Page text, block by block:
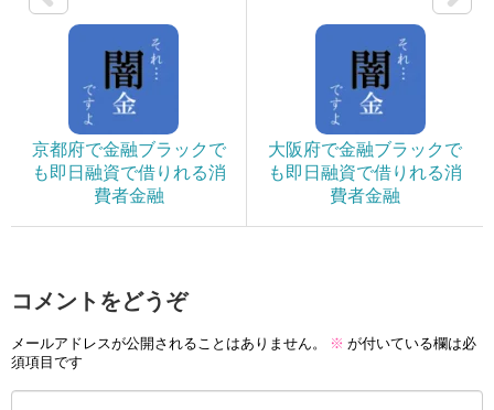
京都府で金融ブラックで
も即日融資で借りれる消
費者金融
大阪府で金融ブラックで
も即日融資で借りれる消
費者金融
コメントをどうぞ
メールアドレスが公開されることはありません。 ※ が付いている欄は必
須項目です